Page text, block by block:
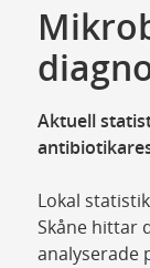
Aktuell
Lokal
Skåne hittar
analyserade